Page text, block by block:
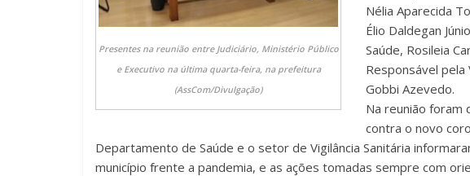
Presentes na reunião entre Judiciário, Ministério Público
e Executivo na última quarta-feira, na prefeitura
(AssCom/Divulgação)
Nélia Aparecida
Élio Daldegan
Saúde, Rosileia
Responsável pela
Gobbi Azevedo.
Na reunião foram
contra o novo
Departamento de Saúde e o setor de Vigilância Sanitária
município frente a pandemia, e as ações tomadas sempre com